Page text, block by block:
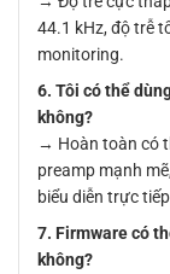
44.1 kHz, độ trễ
monitoring.
6. Tôi có thể
không?
→ Hoàn toàn có
preamp mạnh
biểu diễn trực
7. Firmware có
không?